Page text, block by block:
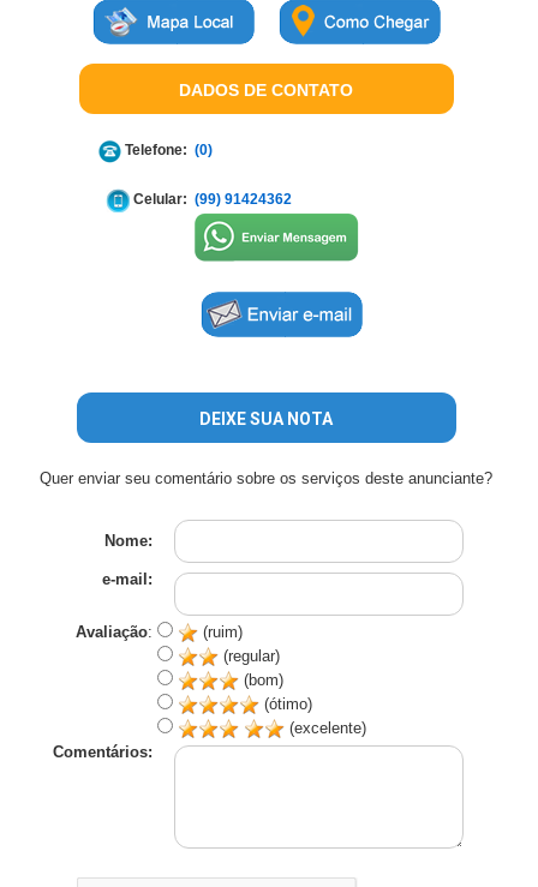
DADOS DE CONTATO
Telefone: (0)
Celular: (99) 91424362
DEIXE SUA NOTA
Quer enviar seu comentário sobre os serviços deste anunciante?
Nome:
e-mail:
Avaliação:
(ruim)
(regular)
(bom)
(ótimo)
(excelente)
Comentários: